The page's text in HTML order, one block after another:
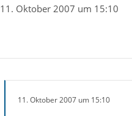
11. Oktober 2007 um 15:10
11. Oktober 2007 um 15:10